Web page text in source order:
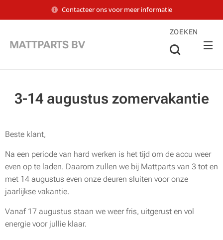
Contacteer ons voor meer informatie
MATTPARTS BV
ZOEKEN
3-14 augustus zomervakantie
Beste klant,
Na een periode van hard werken is het tijd om de accu weer
even op te laden. Daarom zullen we bij Mattparts van 3 tot en
met 14 augustus even onze deuren sluiten voor onze
jaarlijkse vakantie.
Vanaf 17 augustus staan we weer fris, uitgerust en vol
energie voor jullie klaar.